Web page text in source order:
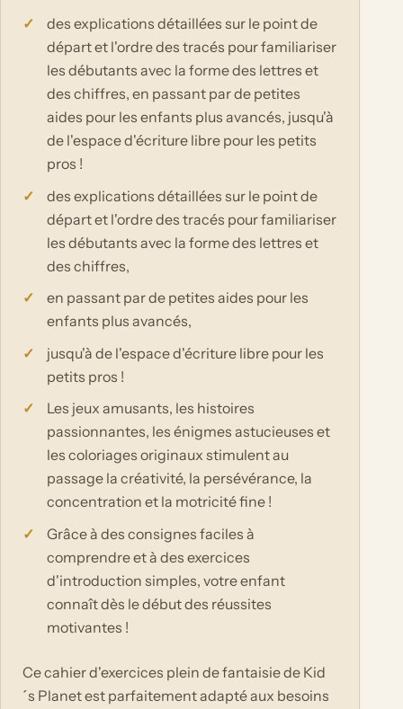
des explications détaillées sur le point de
départ et l'ordre des tracés pour familiariser
les débutants avec la forme des lettres et
des chiffres, en passant par de petites
aides pour les enfants plus avancés, jusqu'à
de l'espace d'écriture libre pour les petits
pros !
des explications détaillées sur le point de
départ et l'ordre des tracés pour familiariser
les débutants avec la forme des lettres et
des chiffres,
en passant par de petites aides pour les
enfants plus avancés,
jusqu'à de l'espace d'écriture libre pour les
petits pros !
Les jeux amusants, les histoires
passionnantes, les énigmes astucieuses et
les coloriages originaux stimulent au
passage la créativité, la persévérance, la
concentration et la motricité fine !
Grâce à des consignes faciles à
comprendre et à des exercices
d'introduction simples, votre enfant
connaît dès le début des réussites
motivantes !
Ce cahier d'exercices plein de fantaisie de Kid
´s Planet est parfaitement adapté aux besoins